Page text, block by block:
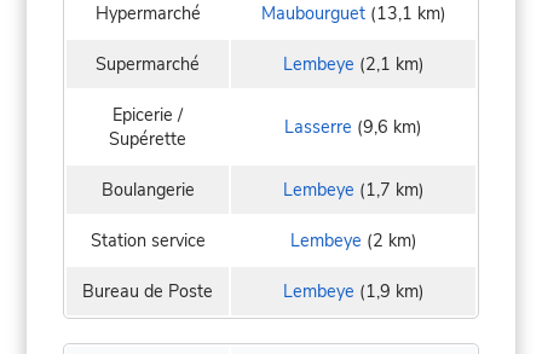
Hypermarché Maubourguet(13,1 km)
Supermarché Lembeye (2,1 km)
Epicerie /
Supérette
Lasserre (9,6 km)
Boulangerie Lembeye (1,7 km)
Station service Lembeye (2 km)
Bureau de Poste Lembeye (1,9 km)